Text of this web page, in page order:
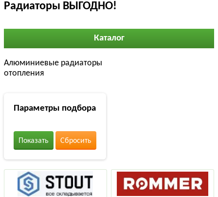
Радиаторы ВЫГОДНО!
Каталог
Алюминиевые радиаторы
отопления
Параметры подбора
Показать Сбросить